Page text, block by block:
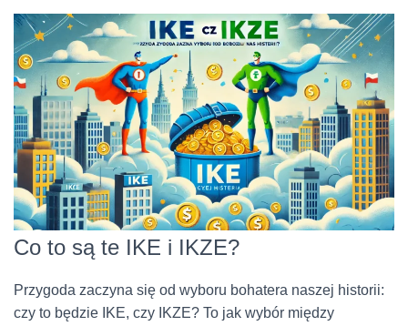
Co to są te IKE i IKZE?
Przygoda zaczyna się od wyboru bohatera naszej historii:
czy to będzie IKE, czy IKZE? To jak wybór między